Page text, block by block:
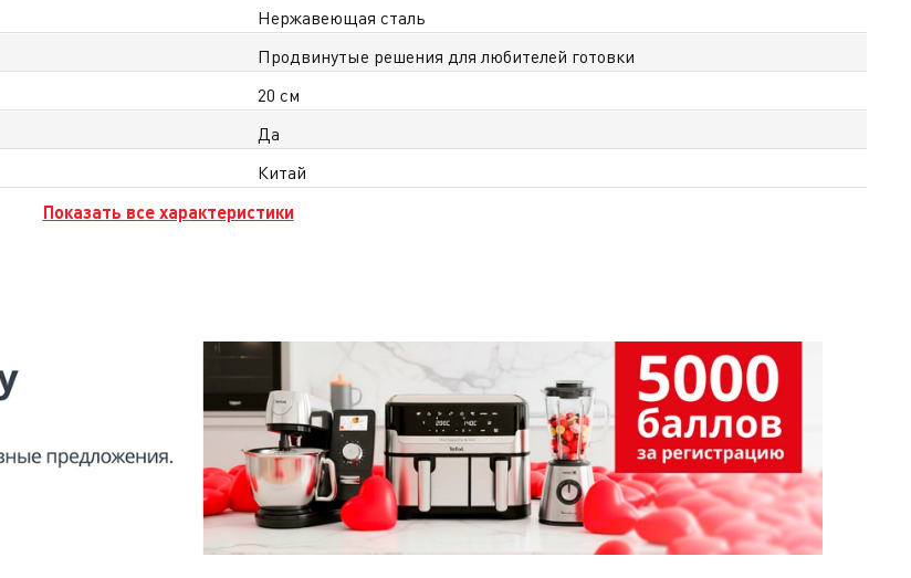
Нержавеющая сталь
Продвинутые решения для любителей готовки
20 см
Да
Китай
Показать все характеристики